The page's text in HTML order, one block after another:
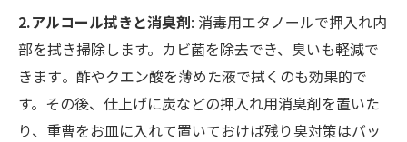
2.アルコール拭きと消臭剤: 消毒用エタノールで押入れ内
部を拭き掃除します。カビ菌を除去でき、臭いも軽減で
きます​。酢やクエン酸を薄めた液で拭くのも効果的で
す。その後、仕上げに炭などの押入れ用消臭剤を置いた
り、重曹をお皿に入れて置いておけば残り臭対策はバッ